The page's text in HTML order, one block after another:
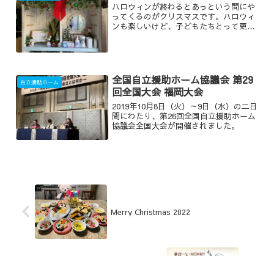
ハロウィンが終わるとあっという間にや
ってくるのがクリスマスです。ハロウィ
ンも楽しいけど、子どもたちとって更に
自立援助ホーム
全国自立援助ホーム協議会 第29
回全国大会 福岡大会
2019年10月8日（火）～9日（水）の二日
間にわたり、第26回全国自立援助ホーム
協議会全国大会が開催されました。
Merry Christmas 2022